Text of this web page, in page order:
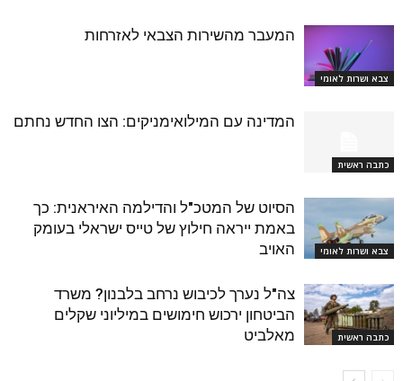
צבא ושרות לאומי
המעבר מהשירות הצבאי לאזרחות
כתבה ראשית
המדינה עם המילואימניקים: הצו החדש נחתם
צבא ושרות לאומי
הסיוט של המטכ"ל והדילמה האיראנית: כך
באמת ייראה חילוץ של טייס ישראלי בעומק
האויב
כתבה ראשית
צה"ל נערך לכיבוש נרחב בלבנון? משרד
הביטחון ירכוש חימושים במיליוני שקלים
מאלביט